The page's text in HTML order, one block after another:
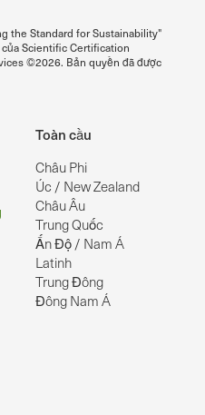
the Standard for Sustainability"
Scientific Certification
©2026. Bản quyền đã được
Toàn cầu
Châu Phi
Úc / New Zealand
Châu Âu
Trung Quốc
Ấn Độ / Nam Á
Latinh
Trung Đông
Đông Nam Á